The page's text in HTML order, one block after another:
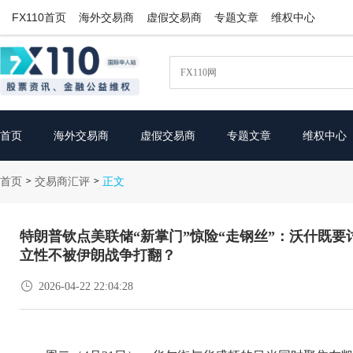
FX110首页 海外交易商 虚假交易商 专题文章 维权中心
首页 海外交易商 虚假交易商 专题文章 维权中心
首页 > 交易商汇评 > 正文
特朗普钦点美联储“新掌门”惊险“走钢丝”：沃什既
立性不被伊朗战争打翻？
 2026-04-22 22:04:28